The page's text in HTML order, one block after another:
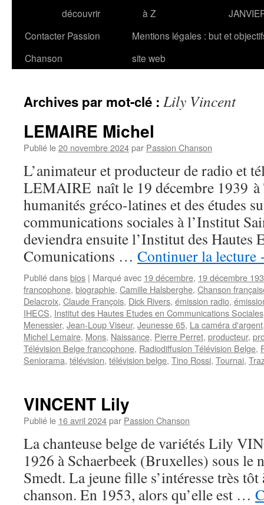
découvrir
à Z
Contacter Passion
Chanson
Mentions légales : but et
site web
Archives par mot-clé : Lily Vincent
LEMAIRE Michel
Publié le20 novembre 2024par Passion Chanson
L’animateur et producteur de radio et
LEMAIRE naît le 19 décembre 1939 à
humanités gréco-latines et des études
communications sociales à l’Institut
deviendra ensuite l’Institut des Hautes
Comunications … Continuer la lecture
Publié dansbios | Marqué avec 19 décembre, 19 décembre
francophone, biographie, Camille Halsberghe, Chanson
Delacroix, Claude François, Dick Rivers, émission radio,
IHECS, Institut des Hautes Etudes en Communications Sociales
Menessier, Jean-Loup Viseur, Jeunesse 65, La caméra d'argent
Michel Lemaire, Mons, Naissance, Pierre Perret, producteur,
Télévision Belge francophone, Radiodiffusion Télévision Belge,
Seniorama, télévision, télévision belge, Tino Rossi, Tournai,
VINCENT Lily
Publié le 16 avril 2024par Passion Chanson
La chanteuse belge de variétés Lily
1926 à Schaerbeek (Bruxelles) sous le
Smedt. La jeune fille s’intéresse très
chanson. En 1953, alors qu’elle est …